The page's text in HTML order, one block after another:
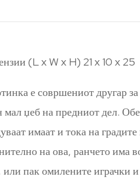
(L x W x H) 21 x 10 x 25
е совршениот другар
мал џеб на предниот дел.
имаат и тока на
на ова, ранчето има
пак омилените играчки